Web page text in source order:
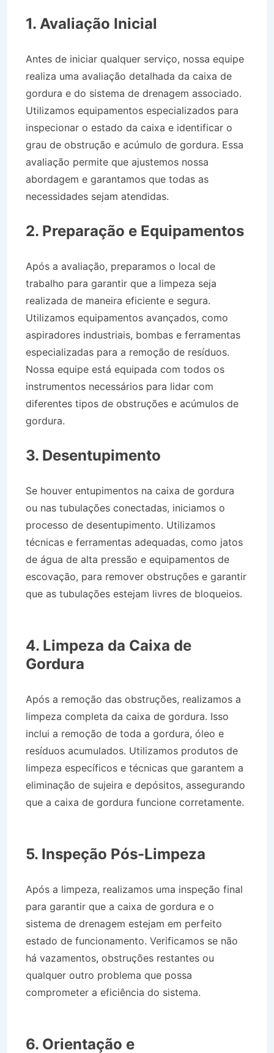
1. Avaliação Inicial
Antes de iniciar qualquer serviço, nossa equipe
realiza uma avaliação detalhada da caixa de
gordura e do sistema de drenagem associado.
Utilizamos equipamentos especializados para
inspecionar o estado da caixa e identificar o
grau de obstrução e acúmulo de gordura. Essa
avaliação permite que ajustemos nossa
abordagem e garantamos que todas as
necessidades sejam atendidas.
2. Preparação e Equipamentos
Após a avaliação, preparamos o local de
trabalho para garantir que a limpeza seja
realizada de maneira eficiente e segura.
Utilizamos equipamentos avançados, como
aspiradores industriais, bombas e ferramentas
especializadas para a remoção de resíduos.
Nossa equipe está equipada com todos os
instrumentos necessários para lidar com
diferentes tipos de obstruções e acúmulos de
gordura.
3. Desentupimento
Se houver entupimentos na caixa de gordura
ou nas tubulações conectadas, iniciamos o
processo de desentupimento. Utilizamos
técnicas e ferramentas adequadas, como jatos
de água de alta pressão e equipamentos de
escovação, para remover obstruções e garantir
que as tubulações estejam livres de bloqueios.
4. Limpeza da Caixa de
Gordura
Após a remoção das obstruções, realizamos a
limpeza completa da caixa de gordura. Isso
inclui a remoção de toda a gordura, óleo e
resíduos acumulados. Utilizamos produtos de
limpeza específicos e técnicas que garantem a
eliminação de sujeira e depósitos, assegurando
que a caixa de gordura funcione corretamente.
5. Inspeção Pós-Limpeza
Após a limpeza, realizamos uma inspeção final
para garantir que a caixa de gordura e o
sistema de drenagem estejam em perfeito
estado de funcionamento. Verificamos se não
há vazamentos, obstruções restantes ou
qualquer outro problema que possa
comprometer a eficiência do sistema.
6. Orientação e